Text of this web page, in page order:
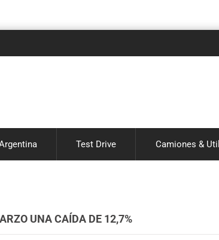
Test Drive Camiones &
UNA CAÍDA DE 12,7%